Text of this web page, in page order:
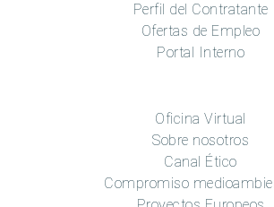
Perfil del Contratante
Ofertas de Empleo
Portal Interno
Oficina Virtual
Sobre nosotros
Canal Ético
Compromiso